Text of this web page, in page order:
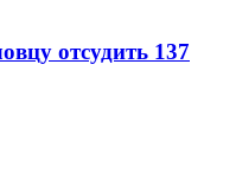
отсудить 137